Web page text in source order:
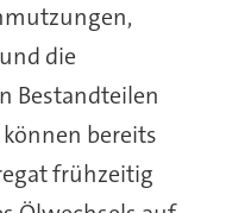
die
Bestandteilen
bereits
frühzeitig